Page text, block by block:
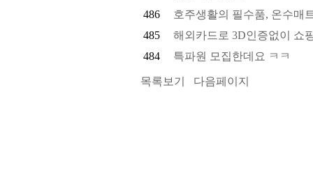
486
호주생활의 필수품, 온수매
485
해외카드로 3D인증없이 쇼
484
특파원 모집한데요 ㅋㅋ
목록보기 다음페이지